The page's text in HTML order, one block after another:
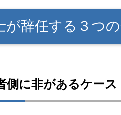
が辞任する３つの
側に非があるケース